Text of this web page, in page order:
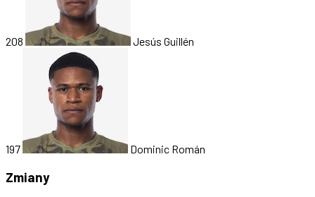
208 Jesús Guillén
197 Dominic Román
Zmiany